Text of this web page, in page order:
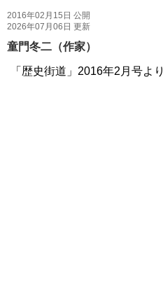
2016年02月15日 公開
2026年07月06日 更新
童門冬二（作家）
「歴史街道」2016年2月号より